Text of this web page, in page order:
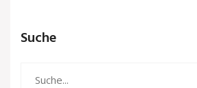
Suche